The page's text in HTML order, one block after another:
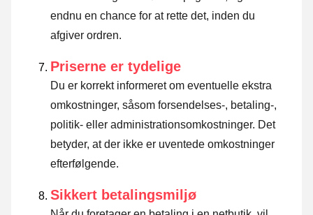
endnu en chance for at rette det, inden du
afgiver ordren.
Priserne er tydelige
Du er korrekt informeret om eventuelle ekstra
omkostninger, såsom forsendelses-, betaling-,
politik- eller administrationsomkostninger. Det
betyder, at der ikke er uventede omkostninger
efterfølgende.
Sikkert betalingsmiljø